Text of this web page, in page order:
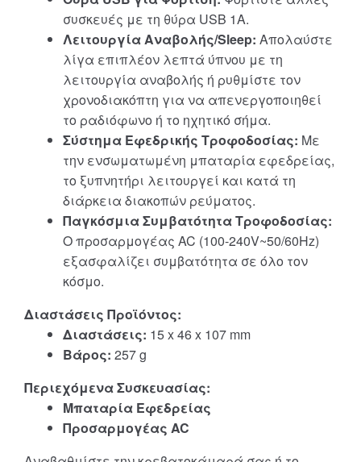
συσκευές με τη θύρα USB 1A.
Λειτουργία Αναβολής/Sleep: Απολαύστε
λίγα επιπλέον λεπτά ύπνου με τη
λειτουργία αναβολής ή ρυθμίστε τον
χρονοδιακόπτη για να απενεργοποιηθεί
το ραδιόφωνο ή το ηχητικό σήμα.
Σύστημα Εφεδρικής Τροφοδοσίας: Με
την ενσωματωμένη μπαταρία εφεδρείας,
το ξυπνητήρι λειτουργεί και κατά τη
διάρκεια διακοπών ρεύματος.
Παγκόσμια Συμβατότητα Τροφοδοσίας:
Ο προσαρμογέας AC (100-240V~50/60Hz)
εξασφαλίζει συμβατότητα σε όλο τον
κόσμο.
Διαστάσεις Προϊόντος:
Διαστάσεις: 15 x 46 x 107 mm
Βάρος: 257 g
Περιεχόμενα Συσκευασίας:
Μπαταρία Εφεδρείας
Προσαρμογέας AC